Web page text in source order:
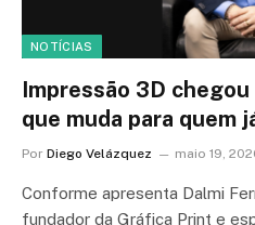
NOTÍCIAS
Impressão 3D
que muda para quem
Por Diego Velázquez maio 19,
Conforme apresenta Dalmi
fundador da Gráfica Print e